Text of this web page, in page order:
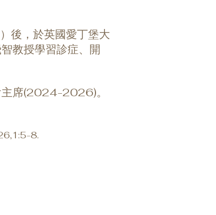
後，於英國愛丁堡大
教授學習診症、開
主席(2024-2026)。
8.